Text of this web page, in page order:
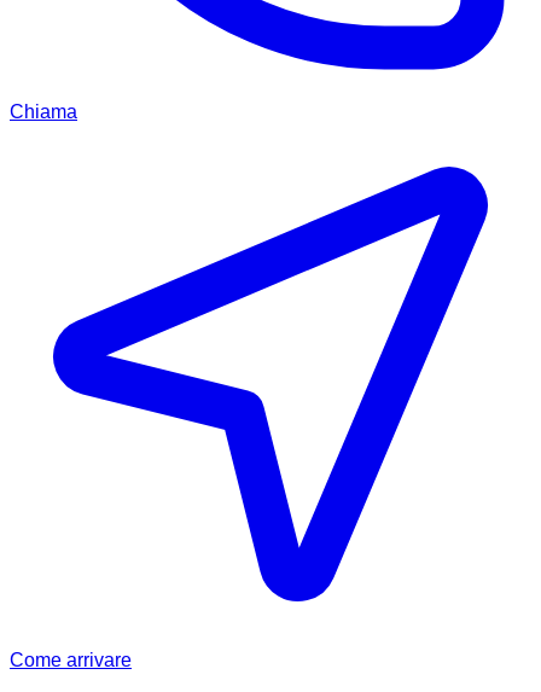
Chiama
Come arrivare